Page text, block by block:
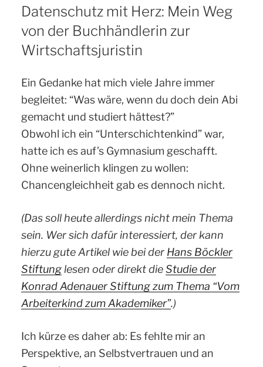
AM
Datenschutz mit Herz: Mein Weg
von der Buchhändlerin zur
Wirtschaftsjuristin
Ein Gedanke hat mich viele Jahre immer
begleitet: “Was wäre, wenn du doch dein Abi
gemacht und studiert hättest?”
Obwohl ich ein “Unterschichtenkind” war,
hatte ich es auf’s Gymnasium geschafft.
Ohne weinerlich klingen zu wollen:
Chancengleichheit gab es dennoch nicht.
(Das soll heute allerdings nicht mein Thema
sein. Wer sich dafür interessiert, der kann
hierzu gute Artikel wie bei der Hans Böckler
Stiftunglesen oder direkt dieStudie der
Konrad Adenauer Stiftung zum Thema “Vom
Arbeiterkind zum Akademiker”.)
Ich kürze es daher ab: Es fehlte mir an
Perspektive, an Selbstvertrauen und an